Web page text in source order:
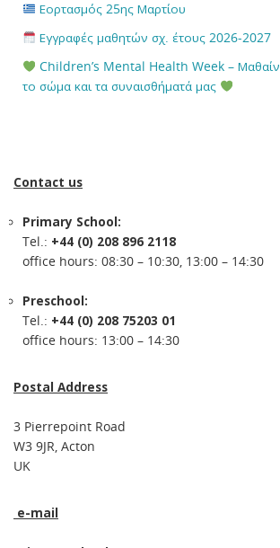
Εορτασμός 25ης Μαρτίου
Εγγραφές μαθητών σχ. έτους 2026-2027
Children’s Mental Health Week –
το σώμα και τα συναισθήματά μας
Contact us
Primary School:
Tel.: +44 (0) 208 896 2118
office hours: 08:30 – 10:30, 13:00 – 14:30
Preschool:
Tel.: +44 (0) 208 75203 01
office hours: 13:00 – 14:30
Postal Address
3 Pierrepoint Road
W3 9JR, Acton
UK
e-mail